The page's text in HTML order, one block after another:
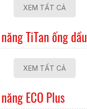
XEM TẤT CẢ
TiTan ống dầu
XEM TẤT CẢ
ECO Plus